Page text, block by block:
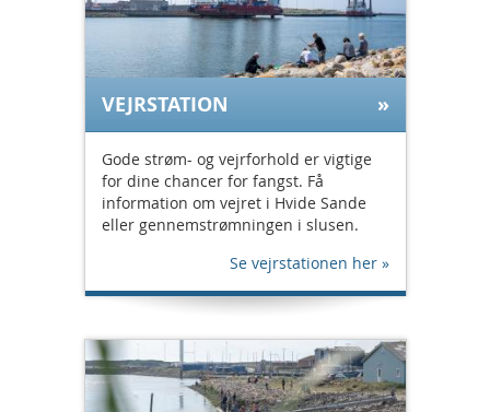
VEJRSTATION
Gode strøm- og vejrforhold er vigtige
for dine chancer for fangst. Få
information om vejret i Hvide Sande
eller gennemstrømningen i slusen.
Se vejrstationen her »